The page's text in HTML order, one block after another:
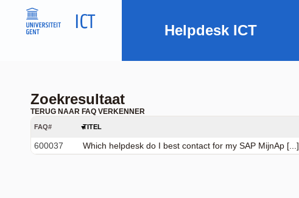
Helpdesk ICT
Zoekresultaat
TERUG NAAR FAQ VERKENNER
FAQ# TITEL
600037 Which helpdesk do I best contact for my SAP MijnAp [...]